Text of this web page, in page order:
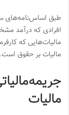
طبق اساس‌نامه‌های
افرادی که درآمد
مالیات‌هایی که
مالیات بر حقوق است.
مالیات